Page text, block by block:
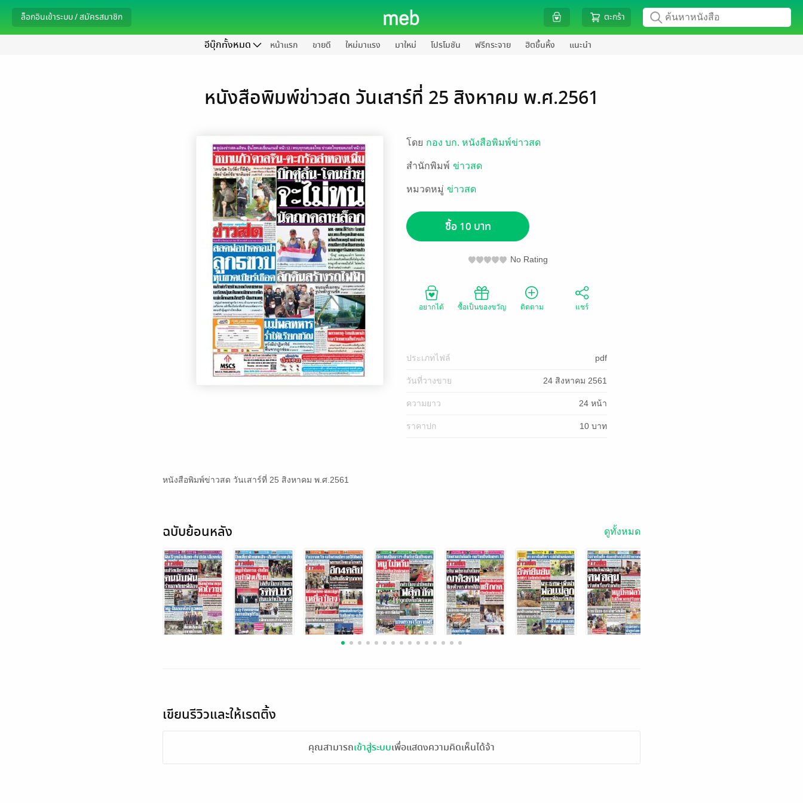
ล็อกอินเข้าระบบ / สมัครสมาชิก ตะกร้า
อีบุ๊กทั้งหมด หน้าแรก ขายดี ใหม่มาแรง มาใหม่ โปรโมชัน ฟรีกระจาย ฮิตขึ้นหิ้ง แนะนำ
หนังสือพิมพ์ข่าวสด วันเสาร์ที่ 25 สิงหาคม พ.ศ.2561
โดย กอง บก. หนังสือพิมพ์ข่าวสด
สำนักพิมพ์ ข่าวสด
หมวดหมู่ ข่าวสด
ซื้อ 10 บาท
No Rating
อยากได้ ซื้อเป็นของขวัญ ติดตาม แชร์
ประเภทไฟล์ pdf
วันที่วางขาย 24 สิงหาคม 2561
ความยาว 24 หน้า
ราคาปก 10 บาท
หนังสือพิมพ์ข่าวสด วันเสาร์ที่ 25 สิงหาคม พ.ศ.2561
ฉบับย้อนหลัง ดูทั้งหมด
เขียนรีวิวและให้เรตติ้ง
คุณสามารถเข้าสู่ระบบเพื่อแสดงความคิดเห็นได้จ้า